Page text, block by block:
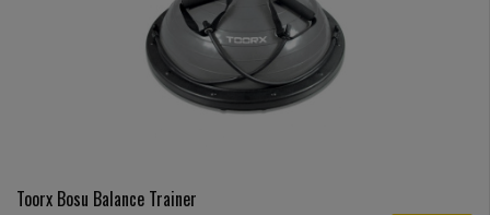
Toorx Bosu Balance Trainer